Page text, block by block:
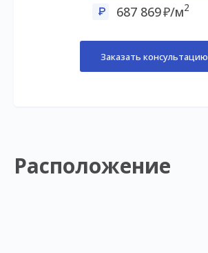
687 869 /м2
Заказать консультацию
Расположение